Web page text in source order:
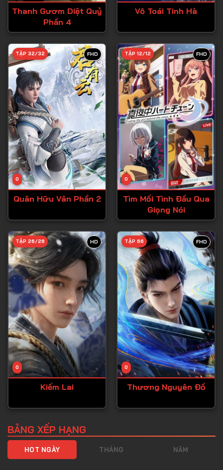
Tập 26
Tập 29
Tập 30
Tập 31
Tập 32
Tập 33
Tập 34
Tập 35
Tập 36
Tập 37
Tập 39
Tập 40
Tập 41
Tập 42
Tập 43
Tập 44
Tập 45
Tập 46
Tập 47
Tập 49
Thanh Gươm Diệt Quỷ
Phần 4
Võ Toái Tinh Hà
FHD
0
TẬP 32/32
Quân Hữu Vân Phần 2
FHD
0
TẬP 12/12
Tìm Mối Tình Đầu Qua
Giọng Nói
HD
0
TẬP 26/26
Kiếm Lai
FHD
0
TẬP 66
Thương Nguyên Đồ
BẢNG XẾP HẠNG
HOT NGÀY THÁNG NĂM